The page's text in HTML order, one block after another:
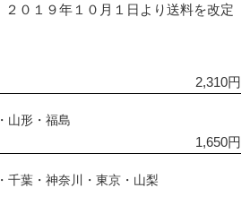
０１９年１０月１日より送料を改定
2,310円
山形・福島
1,650円
千葉・神奈川・東京・山梨